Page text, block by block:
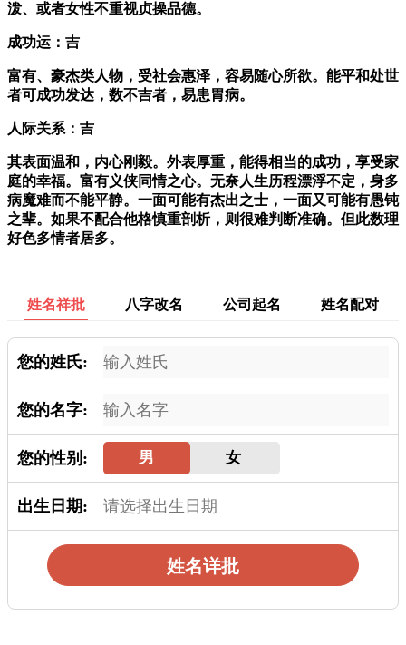
泼、或者女性不重视贞操品德。
成功运：吉
富有、豪杰类人物，受社会惠泽，容易随心所欲。能平和处世
者可成功发达，数不吉者，易患胃病。
人际关系：吉
其表面温和，内心刚毅。外表厚重，能得相当的成功，享受家
庭的幸福。富有义侠同情之心。无奈人生历程漂浮不定，身多
病魔难而不能平静。一面可能有杰出之士，一面又可能有愚钝
之辈。如果不配合他格慎重剖析，则很难判断准确。但此数理
好色多情者居多。
姓名祥批 八字改名 公司起名 姓名配对
您的姓氏:
您的名字:
您的性别: 男 女
出生日期:
姓名详批